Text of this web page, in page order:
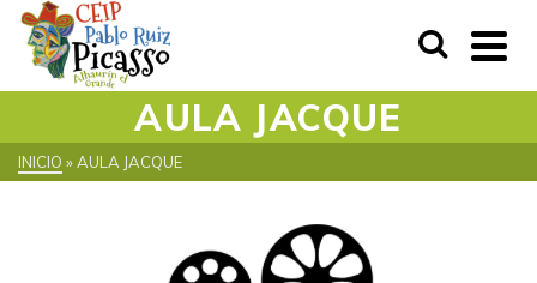
AULA JACQUE
INICIO »AULA JACQUE